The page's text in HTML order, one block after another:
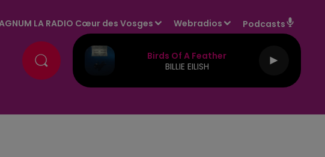
LA RADIO Cœur des Vosges Webradios Podcasts
Birds Of A Feather
BILLIE EILISH